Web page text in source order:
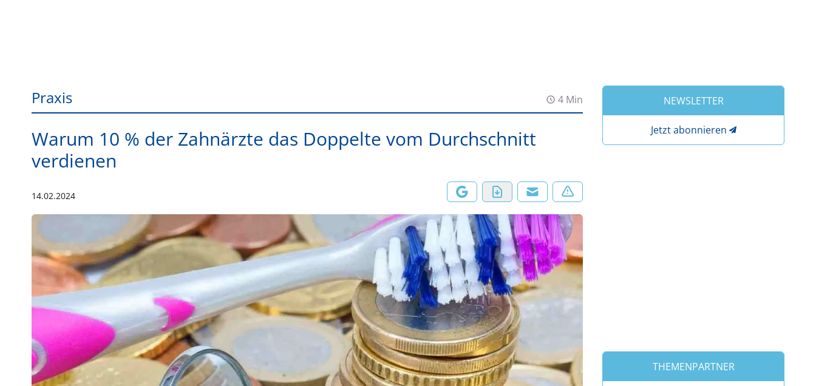
Praxis 4 Min
Warum 10 % der Zahnärzte das Doppelte vom Durchschnitt
verdienen
14.02.2024
NEWSLETTER
Jetzt abonnieren
THEMENPARTNER